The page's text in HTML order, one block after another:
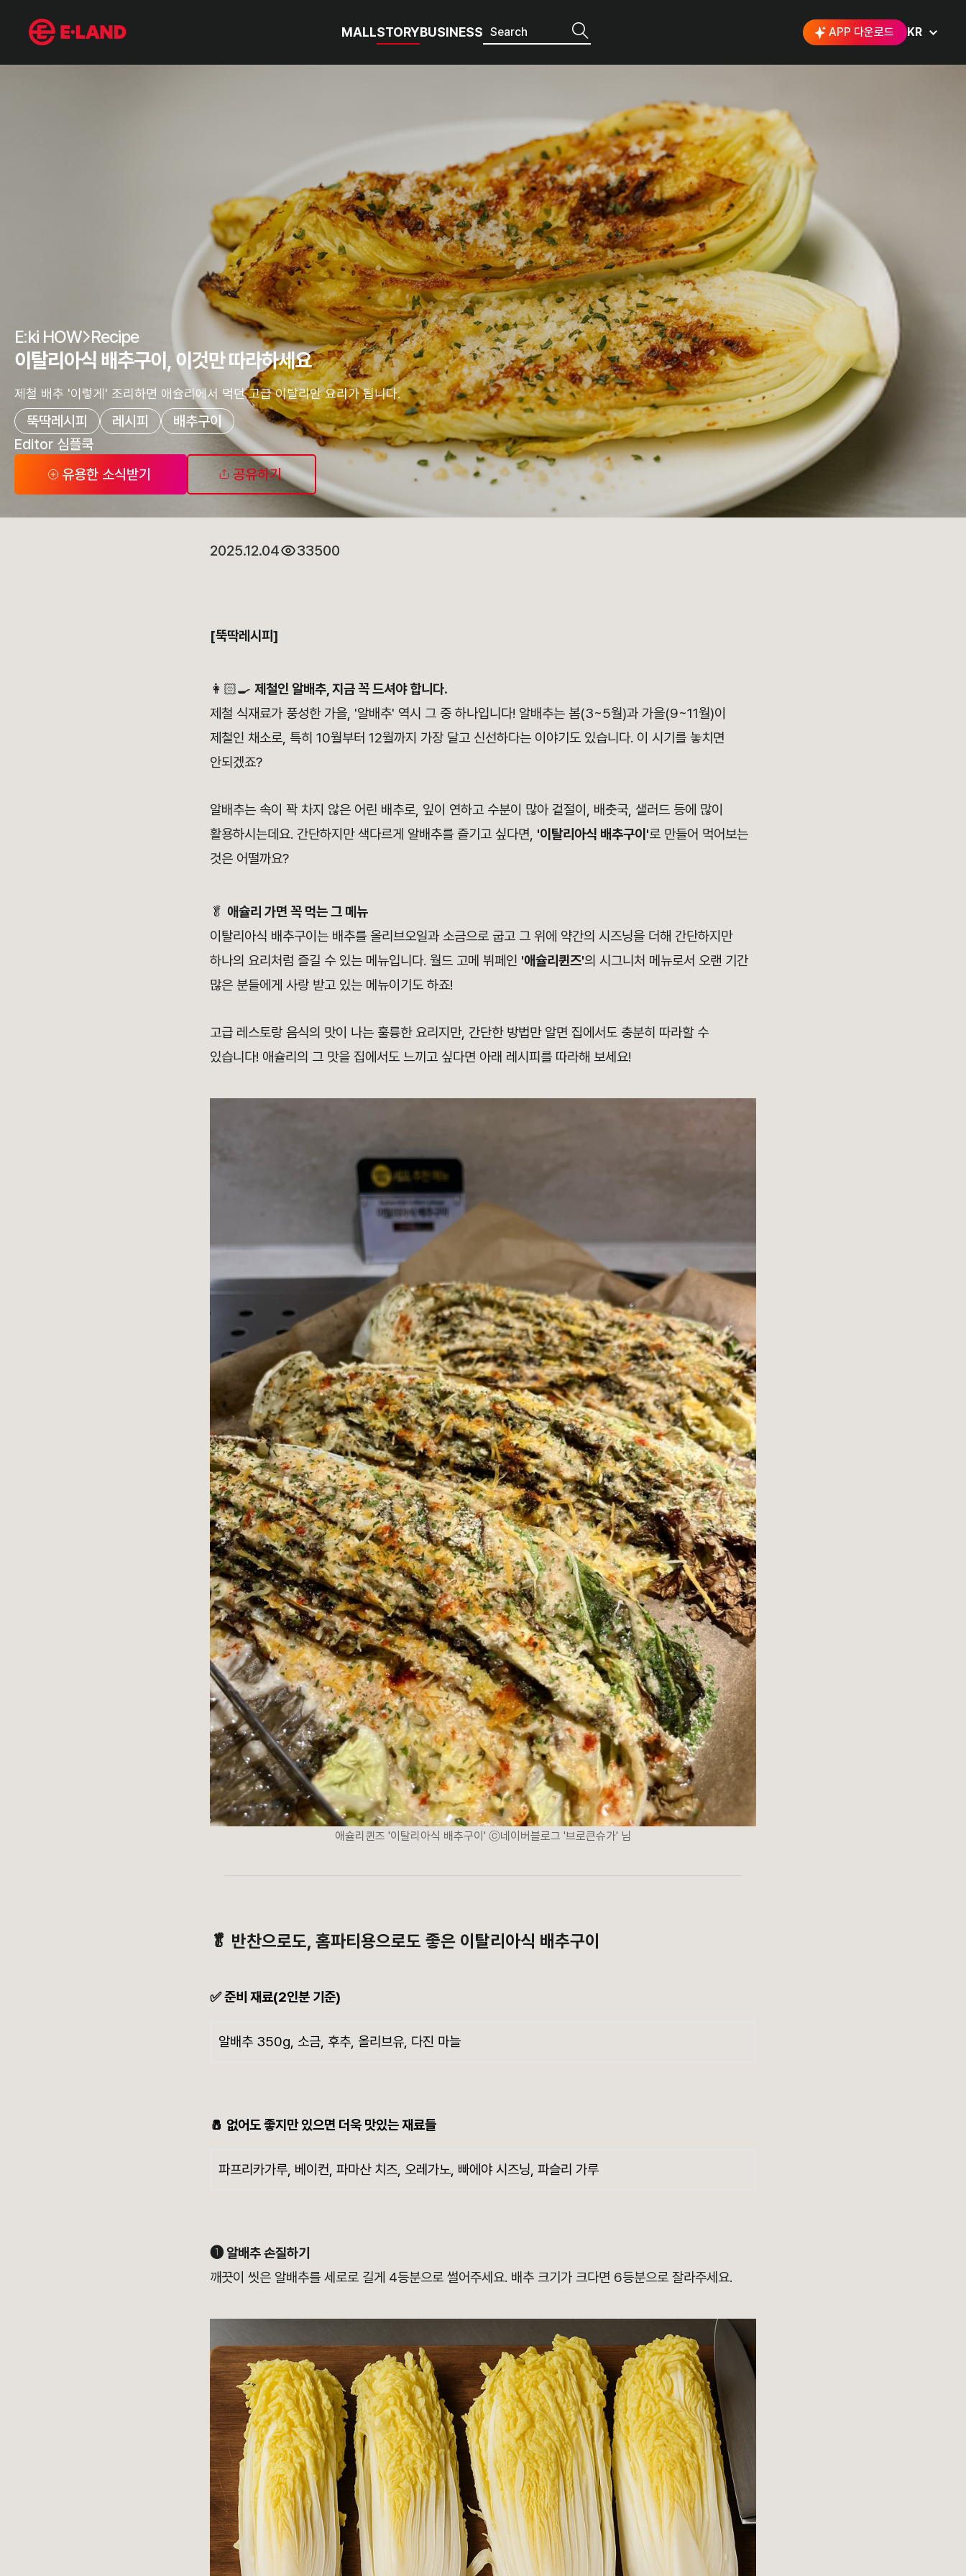
MALLSTORYBUSINESS APP 다운로드 KR
매거진 상세보기
E:ki HOW Recipe
이탈리아식 배추구이, 이것만 따라하세요
제철 배추 '이렇게' 조리하면 애슐리에서 먹던 고급 이탈리안 요리가 됩니다.
뚝딱레시피 레시피
배추구이
Editor 심플쿡
유용한 소식받기
공유하기
제철 배추 '이렇게' 조리하면 애슐리에서 먹던 고급 이탈리안 요리가 됩니다.
2025.12.04 33500
[뚝딱레시피]
👩🏻‍🍳 제철인 알배추, 지금 꼭 드셔야 합니다.
제철 식재료가 풍성한 가을, '알배추' 역시 그 중 하나입니다! 알배추는 봄(3~5월)과 가을(9~11월)이
제철인 채소로, 특히 10월부터 12월까지 가장 달고 신선하다는 이야기도 있습니다. 이 시기를 놓치면
안되겠죠?
알배추는 속이 꽉 차지 않은 어린 배추로, 잎이 연하고 수분이 많아 겉절이, 배춧국, 샐러드 등에 많이
활용하시는데요. 간단하지만 색다르게 알배추를 즐기고 싶다면, '이탈리아식 배추구이'로 만들어 먹어보는
것은 어떨까요?
🥬 애슐리 가면 꼭 먹는 그 메뉴
이탈리아식 배추구이는 배추를 올리브오일과 소금으로 굽고 그 위에 약간의 시즈닝을 더해 간단하지만
하나의 요리처럼 즐길 수 있는 메뉴입니다. 월드 고메 뷔페인 '애슐리퀸즈'의 시그니처 메뉴로서 오랜 기간
많은 분들에게 사랑 받고 있는 메뉴이기도 하죠!
고급 레스토랑 음식의 맛이 나는 훌륭한 요리지만, 간단한 방법만 알면 집에서도 충분히 따라할 수
있습니다! 애슐리의 그 맛을 집에서도 느끼고 싶다면 아래 레시피를 따라해 보세요!
애슐리퀸즈 '이탈리아식 배추구이' ⓒ네이버블로그 '브로큰슈가' 님
🥬 반찬으로도, 홈파티용으로도 좋은 이탈리아식 배추구이
✅ 준비 재료(2인분 기준)
알배추 350g, 소금, 후추, 올리브유, 다진 마늘
🧂 없어도 좋지만 있으면 더욱 맛있는 재료들
파프리카가루, 베이컨, 파마산 치즈, 오레가노, 빠에야 시즈닝, 파슬리 가루
➊ 알배추 손질하기
깨끗이 씻은 알배추를 세로로 길게 4등분으로 썰어주세요. 배추 크기가 크다면 6등분으로 잘라주세요.